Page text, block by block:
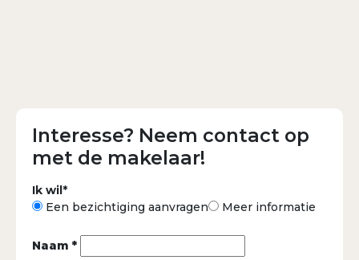
Interesse? Neem contact op
met de makelaar!
Ik wil*
Een bezichtiging aanvragen
Meer informatie
Naam *